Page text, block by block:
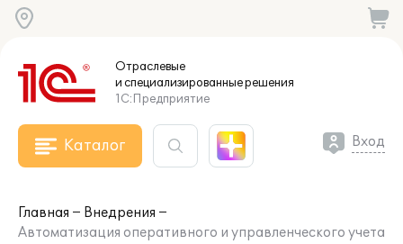
Отраслевые
и специализированныерешения
1С:Предприятие
Каталог Вход
Главная
Внедрения
Автоматизация оперативного и управленческого учета